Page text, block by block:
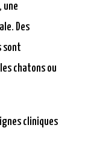
une
Des
sont
chatons ou
cliniques